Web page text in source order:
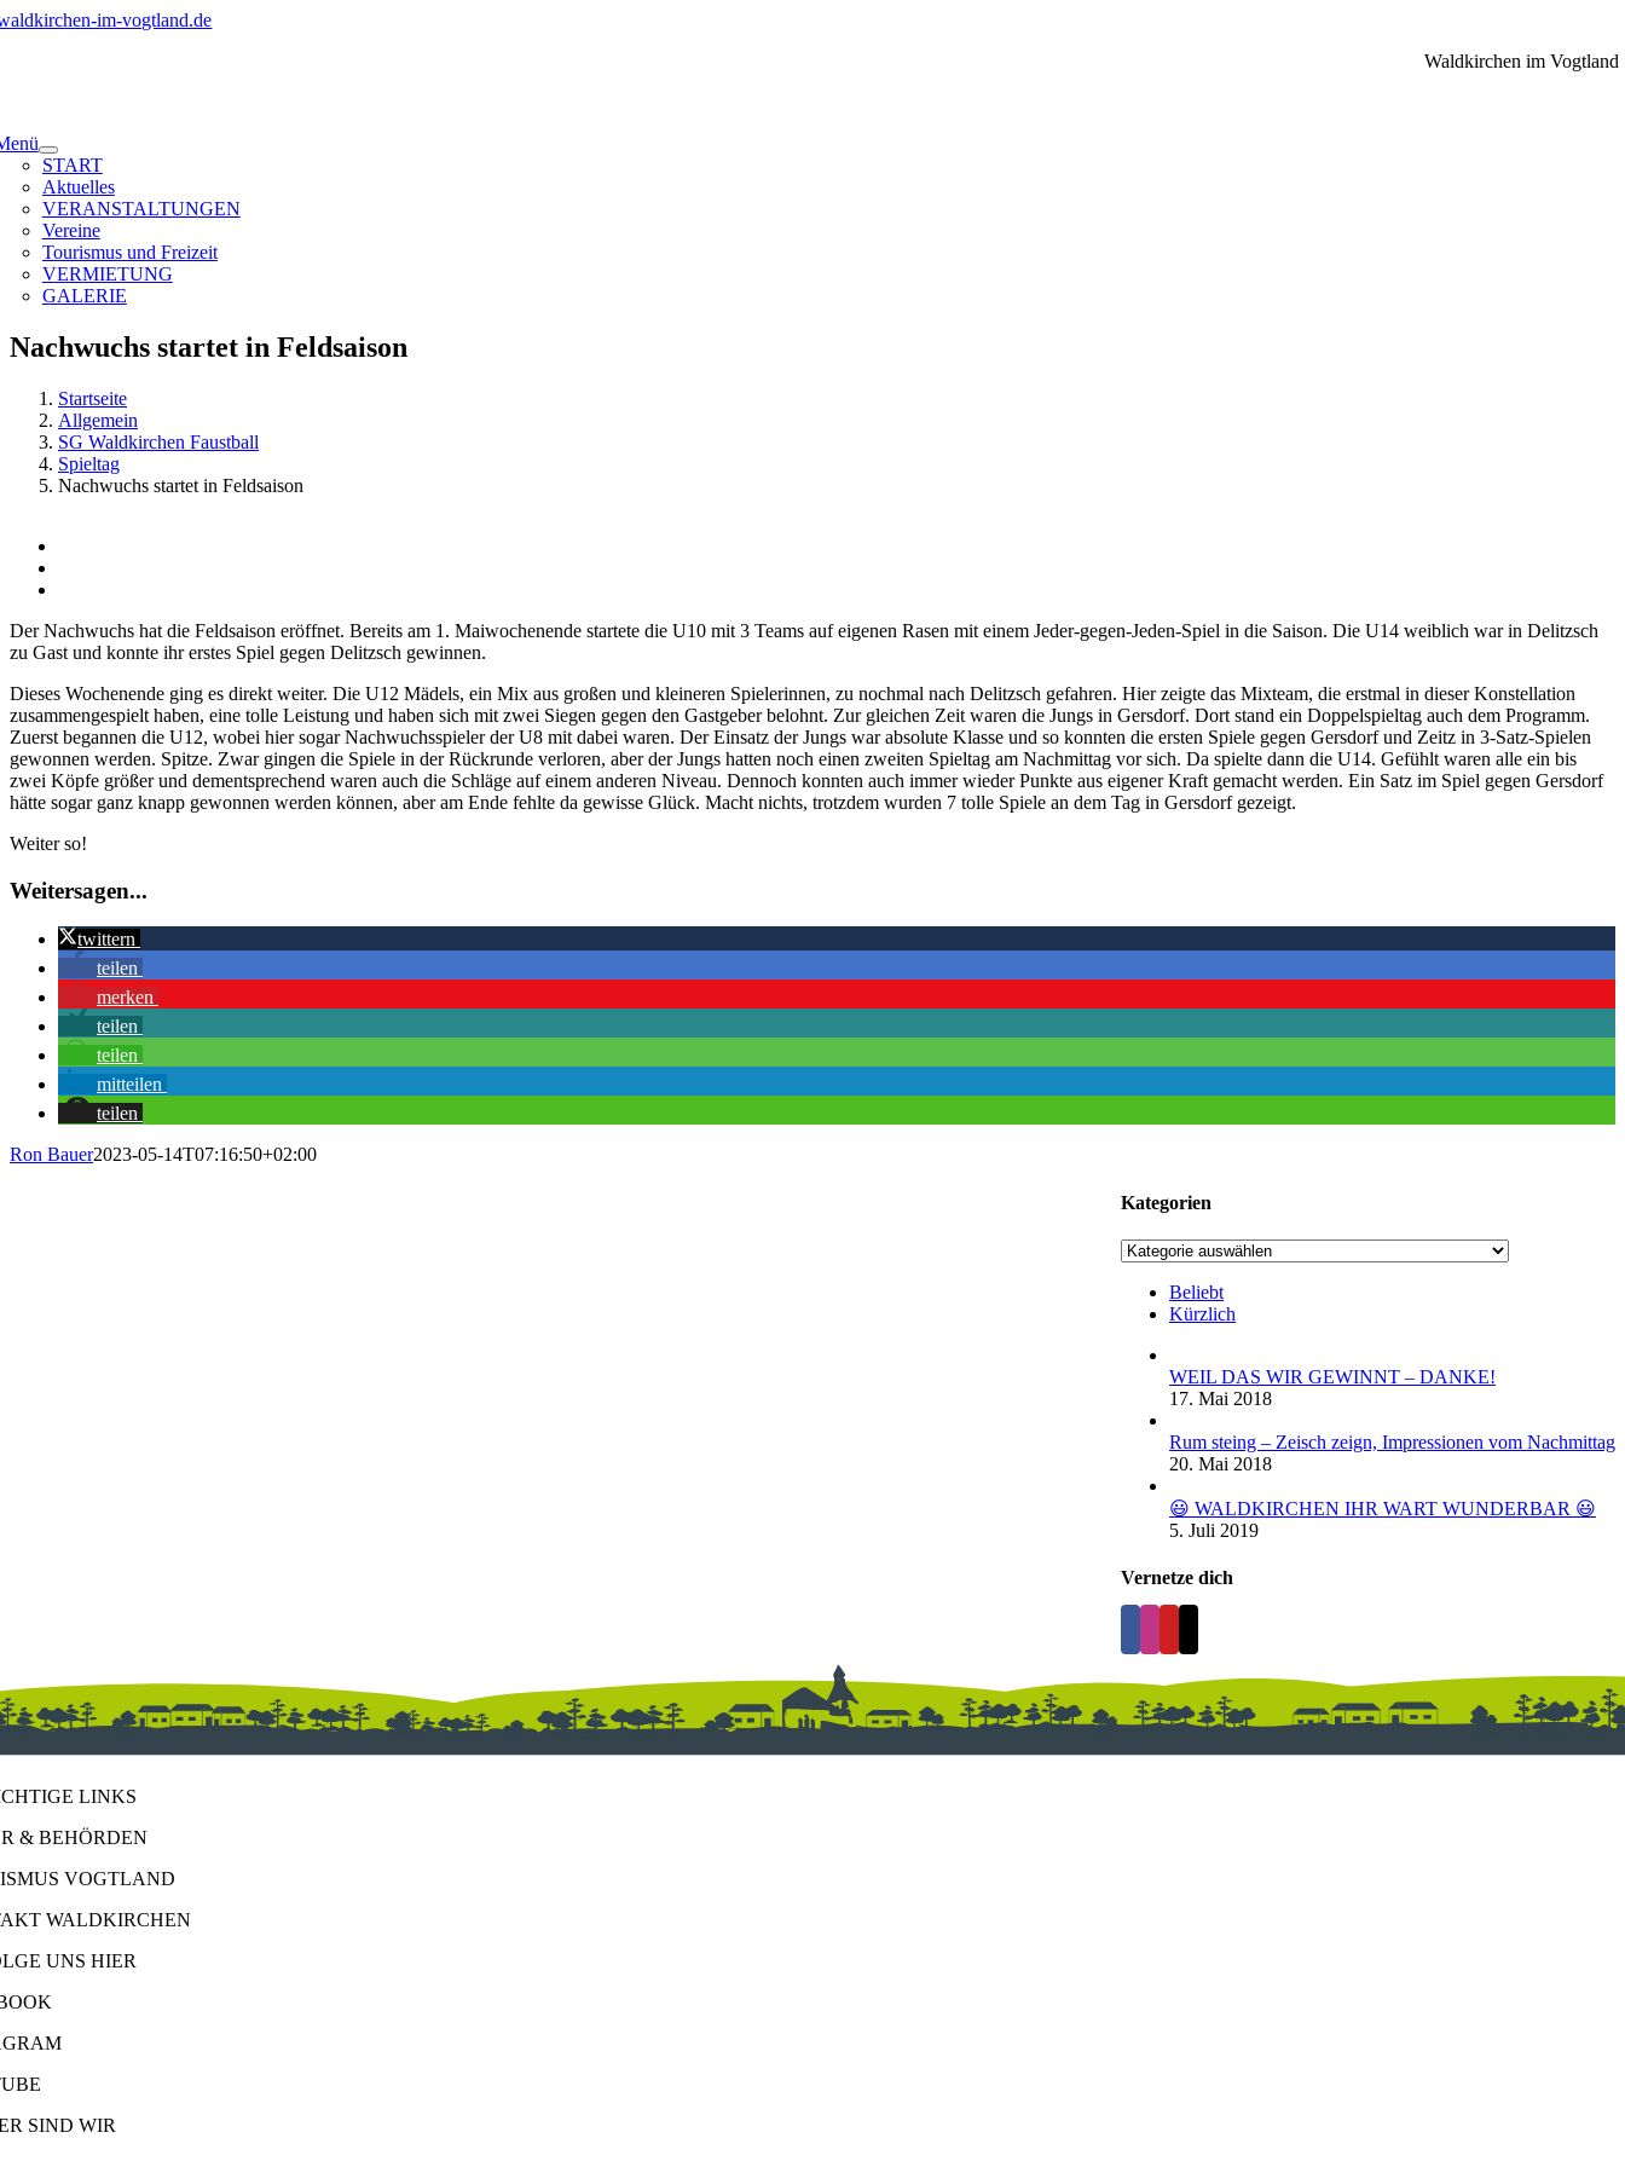
Zum
Waldkirchen im Vogtland
START
Aktuelles
VERANSTALTUNGEN
Vereine
Tourismus und Freizeit
VERMIETUNG
GALERIE
Nachwuchs startet in Feldsaison
Startseite
Allgemein
SG Waldkirchen Faustball
Spieltag
Nachwuchs startet in Feldsaison
Der Nachwuchs hat die Feldsaison eröffnet. Bereits am 1. Maiwochenende startete die U10 mit 3 Teams auf eigenen Rasen mit einem Jeder-gegen-Jeden-Spiel in die Saison. Die U14 weiblich war in Delitzsch
zu Gast und konnte ihr erstes Spiel gegen Delitzsch gewinnen.
Dieses Wochenende ging es direkt weiter. Die U12 Mädels, ein Mix aus großen und kleineren Spielerinnen, zu nochmal nach Delitzsch gefahren. Hier zeigte das Mixteam, die erstmal in dieser Konstellation
zusammengespielt haben, eine tolle Leistung und haben sich mit zwei Siegen gegen den Gastgeber belohnt. Zur gleichen Zeit waren die Jungs in Gersdorf. Dort stand ein Doppelspieltag auch dem Programm.
Zuerst begannen die U12, wobei hier sogar Nachwuchsspieler der U8 mit dabei waren. Der Einsatz der Jungs war absolute Klasse und so konnten die ersten Spiele gegen Gersdorf und Zeitz in 3-Satz-Spielen
gewonnen werden. Spitze. Zwar gingen die Spiele in der Rückrunde verloren, aber der Jungs hatten noch einen zweiten Spieltag am Nachmittag vor sich. Da spielte dann die U14. Gefühlt waren alle ein bis
zwei Köpfe größer und dementsprechend waren auch die Schläge auf einem anderen Niveau. Dennoch konnten auch immer wieder Punkte aus eigener Kraft gemacht werden. Ein Satz im Spiel gegen Gersdorf
hätte sogar ganz knapp gewonnen werden können, aber am Ende fehlte da gewisse Glück. Macht nichts, trotzdem wurden 7 tolle Spiele an dem Tag in Gersdorf gezeigt.
Weiter so!
Weitersagen...
twittern
teilen
merken
teilen
teilen
mitteilen
teilen
Ron Bauer2023-05-14T07:16:50+02:00
Kategorien
Kategorien
Beliebt
Kürzlich
WEIL DAS WIR GEWINNT – DANKE!
17. Mai 2018
Rum steing – Zeisch zeign, Impressionen vom Nachmittag
20. Mai 2018
😃 WALDKIRCHEN IHR WART WUNDERBAR 😃
5. Juli 2019
Vernetze dich
LINKS
& BEHÖRDEN
VOGTLAND
WALDKIRCHEN
UNS HIER
SIND WIR